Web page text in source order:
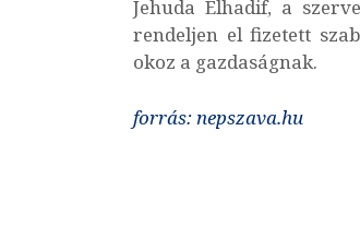
Jehuda Elhadif, a
rendeljen el fizetett
okoz a gazdaságnak.
forrás: nepszava.hu